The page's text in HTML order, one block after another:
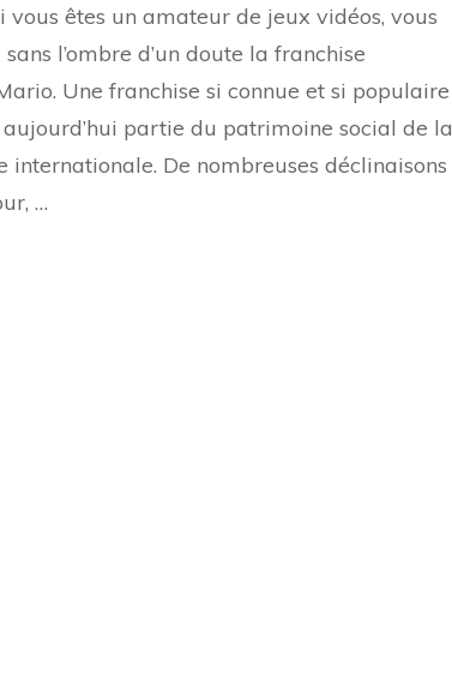
vous êtes un amateur de jeux vidéos, vous
l’ombre d’un doute la franchise
Une franchise si connue et si populaire
aujourd’hui partie du patrimoine social de la
internationale. De nombreuses déclinaisons
…